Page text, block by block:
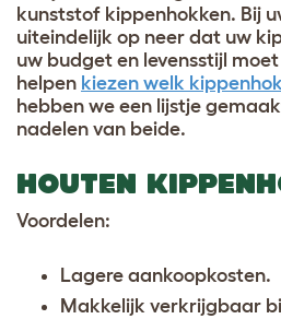
kunststof kippenhokken. Bij
uiteindelijk op neer dat uw
uw budget en levensstijl
helpen kiezen welk
hebben we een lijstje
nadelen van beide.
HOUTEN
Voordelen:
Lagere aankoopkosten.
Makkelijk verkrijgbaar